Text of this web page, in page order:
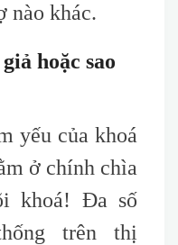
nào khác.
hoặc sao
yếu của khoá
ở chính chìa
khoá! Đa số
trên thị